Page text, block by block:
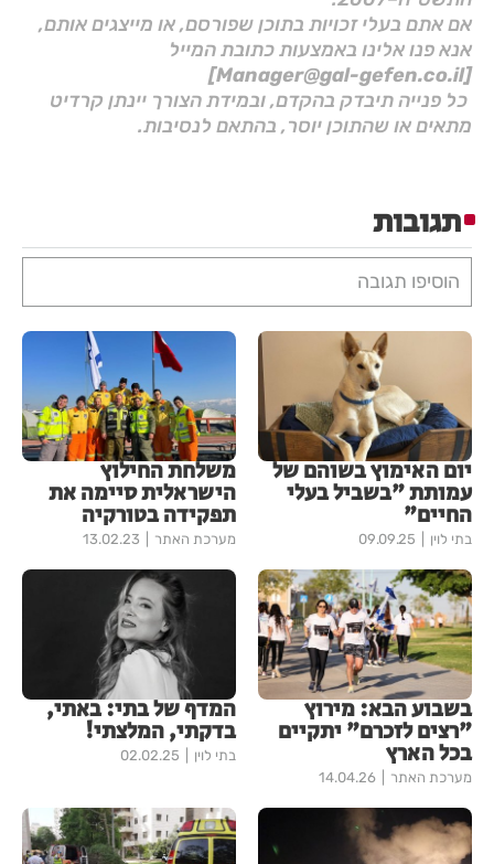
אם אתם בעלי זכויות בתוכן שפורסם, או מייצגים אותם,
אנא פנו אלינו באמצעות כתובת המייל
[Manager@gal-gefen.co.il]
כל פנייה תיבדק בהקדם, ובמידת הצורך יינתן קרדיט
מתאים או שהתוכן יוסר, בהתאם לנסיבות.
תגובות
הוסיפו תגובה
יום האימוץ בשוהם של
עמותת "בשביל בעלי
החיים"
בתי לוין 09.09.25
משלחת החילוץ
הישראלית סיימה את
תפקידה בטורקיה
מערכת האתר 13.02.23
בשבוע הבא: מירוץ
"רצים לזכרם" יתקיים
בכל הארץ
מערכת האתר 14.04.26
המדף של בתי: באתי,
בדקתי, המלצתי!
בתי לוין 02.02.25